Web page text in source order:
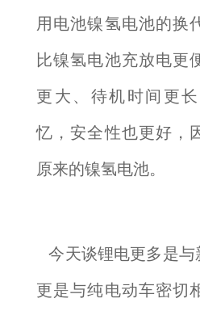
用电池镍氢电池的换
比镍氢电池充放电更
更大、待机时间更
忆，安全性也更好，
原来的镍氢电池。
今天谈锂电更多是与
更是与纯电动车密切